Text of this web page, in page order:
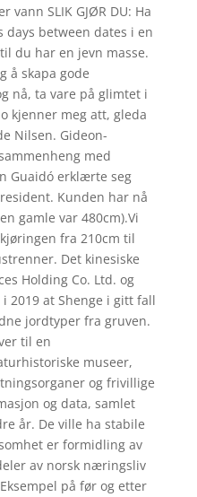
vann SLIK GJØR DU: Ha
between dates i en
du har en jevn masse.
å skapa gode
nå, ta vare på glimtet i
kjenner meg att, gleda
Nilsen. Gideon-
med
Guaidó erklærte seg
Kunden har nå
gamle var 480cm).Vi
fra 210cm til
Det kinesiske
Holding Co. Ltd. og
2019 at Shenge i gitt fall
jordtyper fra gruven.
til en
museer,
og frivillige
og data, samlet
år. De ville ha stabile
er formidling av
av norsk næringsliv
på før og etter